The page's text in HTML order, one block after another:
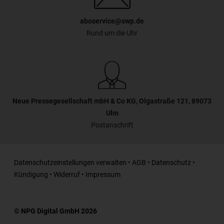
aboservice@swp.de
Rund um die Uhr
Neue Pressegesellschaft mbH & Co KG, Olgastraße 121, 89073
Ulm
Postanschrift
© NPG Digital GmbH 2026
Datenschutzeinstellungen verwalten • AGB • Datenschutz •
Kündigung • Widerruf • Impressum